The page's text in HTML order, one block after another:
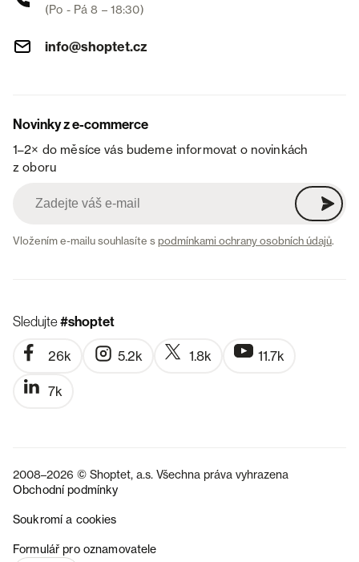
(Po - Pá 8 – 18:30)
info@shoptet.cz
Novinky z e-commerce
1–2× do měsíce vás budeme informovat o novinkách
z oboru
Vložením e-mailu souhlasíte spodmínkami ochrany osobních údajů.
Sledujte#shoptet
26k 5.2k 1.8k 11.7k
7k
2008–2026 © Shoptet, a.s. Všechna práva vyhrazena
Obchodní podmínky
Soukromí a cookies
Formulář pro oznamovatele